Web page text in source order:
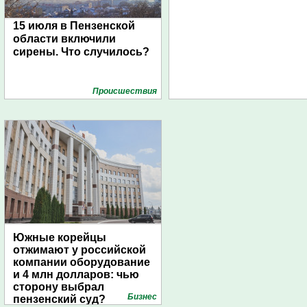
15 июля в Пензенской
области включили
сирены. Что случилось?
Проиcшествия
Южные корейцы
отжимают у российской
компании оборудование
и 4 млн долларов: чью
сторону выбрал
пензенский суд?
Бизнес